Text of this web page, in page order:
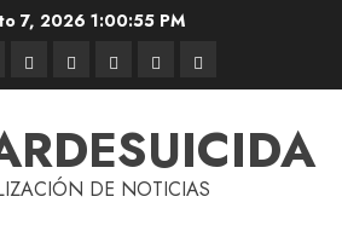
7, 2026 1:00:56 PM
DE NOTICIAS